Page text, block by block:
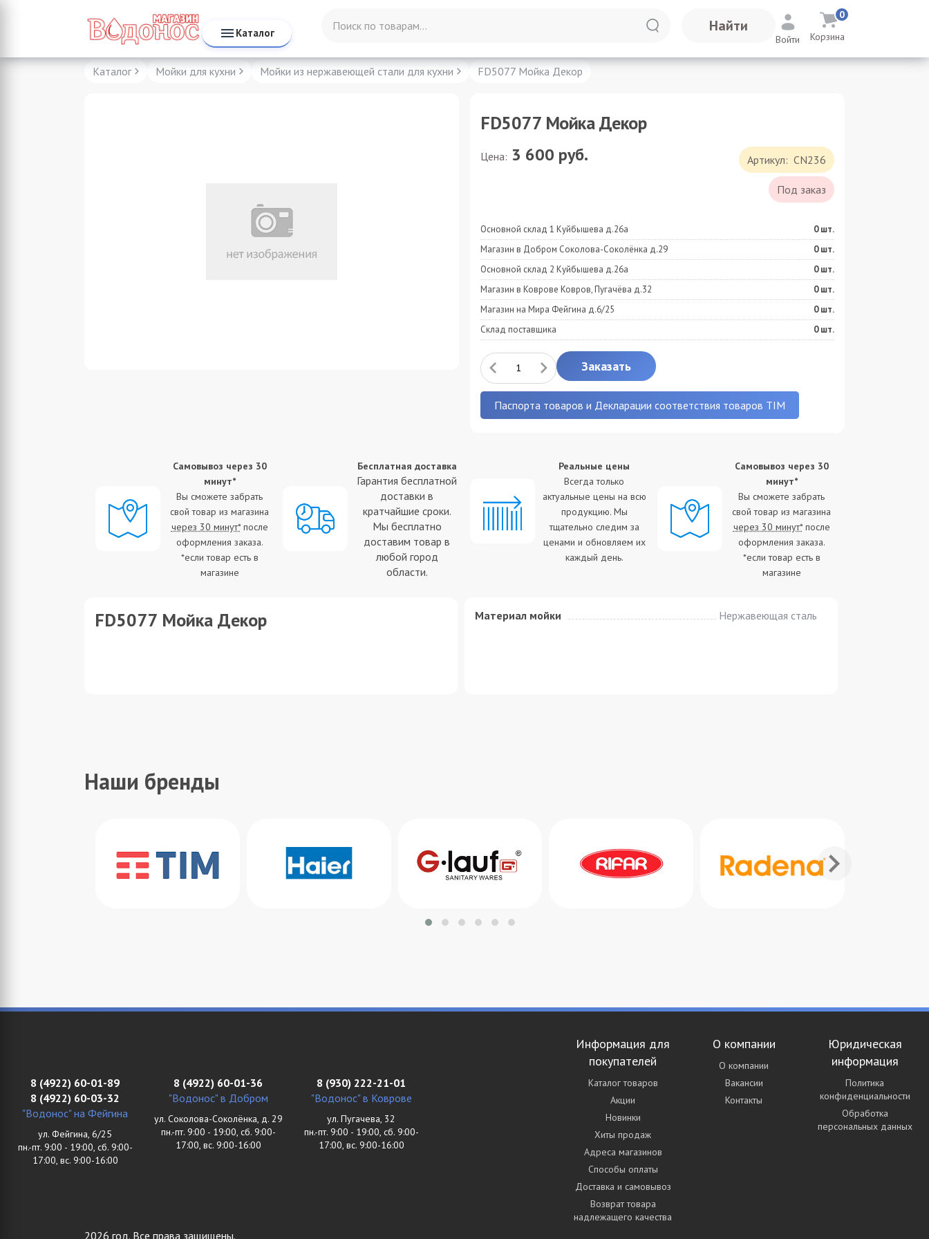
Каталог Найти
Войти Корзина
0
Каталог Мойки для кухни Мойки из нержавеющей стали для кухни FD5077 Мойка Декор
FD5077 Мойка Декор
Артикул: CN236
Под заказ
Цена: 3 600 руб.
Основной склад 1 Куйбышева д.26а 0шт.
Магазин в Добром Соколова-Соколёнка д.29
0шт.
Основной склад 2 Куйбышева д.26а
0шт.
Магазин в Коврове Ковров, Пугачёва д.32
0шт.
Магазин на Мира Фейгина д.6/25
0шт.
Склад поставщика
0шт.
Заказать
Паспорта товаров и Декларации соответствия товаров TIM
Самовывоз через 30
минут*
Вы сможете забрать
свой товар из магазина
через 30 минут*после
оформления заказа.
*если товар есть в
магазине
Бесплатная доставка
Гарантия бесплатной
доставки в
кратчайшие сроки.
Мы бесплатно
доставим товар в
любой город
области.
Реальные цены
Всегда только
актуальные цены на всю
продукцию. Мы
тщательно следим за
ценами и обновляем их
каждый день.
Самовывоз через 30
минут*
Вы сможете забрать
свой товар из магазина
через 30 минут*после
оформления заказа.
*если товар есть в
магазине
FD5077 Мойка Декор Материал мойки Нержавеющая сталь
Наши бренды
8 (4922) 60-01-89
8 (4922) 60-03-32
"Водонос" на Фейгина
ул. Фейгина, 6/25
пн.-пт. 9:00 - 19:00, сб. 9:00-
17:00, вс. 9:00-16:00
8 (4922) 60-01-36
"Водонос" в Добром
ул. Соколова-Соколёнка, д. 29
пн.-пт. 9:00 - 19:00, сб. 9:00-
17:00, вс. 9:00-16:00
8 (930) 222-21-01
"Водонос" в Коврове
ул. Пугачева, 32
пн.-пт. 9:00 - 19:00, сб. 9:00-
17:00, вс. 9:00-16:00
Информация для
покупателей
Каталог товаров
Акции
Новинки
Хиты продаж
Адреса магазинов
Способы оплаты
Доставка и самовывоз
Возврат товара
надлежащего качества
О компании
О компании
Вакансии
Контакты
Юридическая
информация
Политика
конфиденциальности
Обработка
персональных данных
2026 год. Все права защищены.